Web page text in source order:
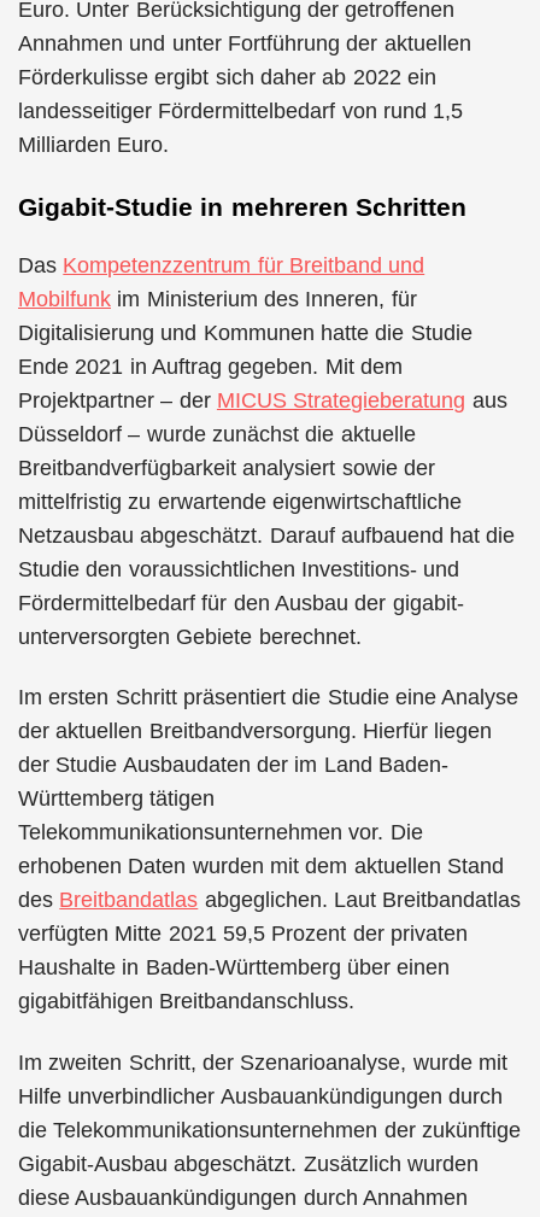
Euro. Unter Berücksichtigung der getroffenen
Annahmen und unter Fortführung der aktuellen
Förderkulisse ergibt sich daher ab 2022 ein
landesseitiger Fördermittelbedarf von rund 1,5
Milliarden Euro.
Gigabit-Studie in mehreren Schritten
Das Kompetenzzentrum für Breitband und
Mobilfunk im Ministerium des Inneren, für
Digitalisierung und Kommunen hatte die Studie
Ende 2021 in Auftrag gegeben. Mit dem
Projektpartner – der MICUS Strategieberatung aus
Düsseldorf – wurde zunächst die aktuelle
Breitbandverfügbarkeit analysiert sowie der
mittelfristig zu erwartende eigenwirtschaftliche
Netzausbau abgeschätzt. Darauf aufbauend hat die
Studie den voraussichtlichen Investitions- und
Fördermittelbedarf für den Ausbau der gigabit-
unterversorgten Gebiete berechnet.
Im ersten Schritt präsentiert die Studie eine Analyse
der aktuellen Breitbandversorgung. Hierfür liegen
der Studie Ausbaudaten der im Land Baden-
Württemberg tätigen
Telekommunikationsunternehmen vor. Die
erhobenen Daten wurden mit dem aktuellen Stand
des Breitbandatlas abgeglichen. Laut Breitbandatlas
verfügten Mitte 2021 59,5 Prozent der privaten
Haushalte in Baden-Württemberg über einen
gigabitfähigen Breitbandanschluss.
Im zweiten Schritt, der Szenarioanalyse, wurde mit
Hilfe unverbindlicher Ausbauankündigungen durch
die Telekommunikationsunternehmen der zukünftige
Gigabit-Ausbau abgeschätzt. Zusätzlich wurden
diese Ausbauankündigungen durch Annahmen